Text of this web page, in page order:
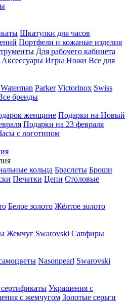
Шкатулки для часов
Портфели и кожаные изделия
Для рабочего кабинета
Аксессуары Игры Ножи Все для
Waterman Parker Victorinox Swiss
бренды
женщине Подарки на Новый
Подарки на 23 февраля
с логотипом
кольца Браслеты Броши
Печатки Цепи Столовые
Белое золото Жёлтое золото
Жемчуг Swarovski Сапфиры
Nasonpearl Swarovski
Украшения с
с жемчугом Золотые серьги